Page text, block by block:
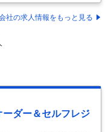
店舗以上を運営しており、
しています。2010年の創業
市にて誕生し
社の求人情報をもっと見る
ダー＆セルフレジ